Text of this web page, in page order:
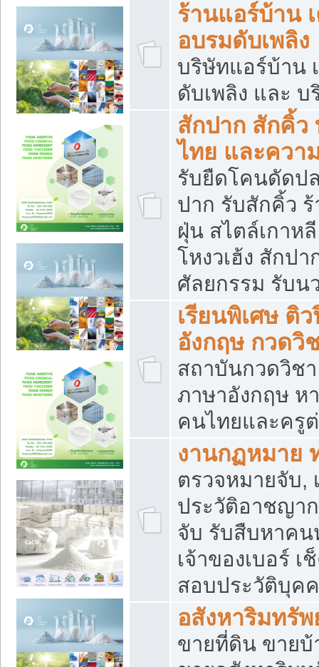
ร้านแอร์บ้าน
อบรมดับเพลิง
บริษัทแอร์บ้าน
ดับเพลิง และ
สักปาก สักคิ้
ไทย และควา
รับยืดโคนดัดป
ปาก รับสักคิ้ว
ฝุ่น สไตล์เกาห
โหงวเฮ้ง สักป
ศัลยกรรม รับน
เรียนพิเศษ ติ
อังกฤษ กวดวิ
สถาบันกวดวิช
ภาษาอังกฤษ ห
คนไทยและครู
งานกฏหมาย
ตรวจหมายจับ,
ประวัติอาชญา
จับ รับสืบหาคน
เจ้าของเบอร์
สอบประวัติบุค
อสังหาริมทรัพ
ขายที่ดิน ขายบ้